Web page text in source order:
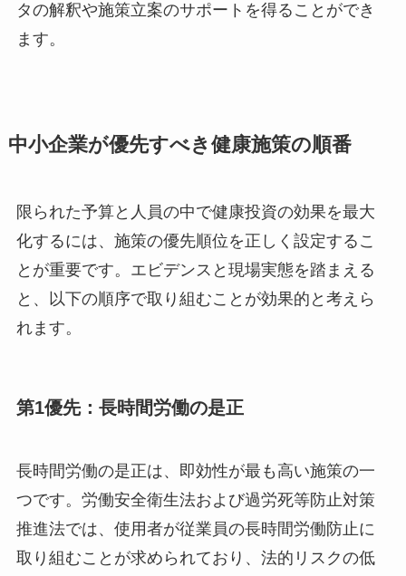
タの解釈や施策立案のサポートを得ることができ
ます。
中小企業が優先すべき健康施策の順番
限られた予算と人員の中で健康投資の効果を最大
化するには、施策の優先順位を正しく設定するこ
とが重要です。エビデンスと現場実態を踏まえる
と、以下の順序で取り組むことが効果的と考えら
れます。
第1優先：長時間労働の是正
長時間労働の是正は、即効性が最も高い施策の一
つです。労働安全衛生法および過労死等防止対策
推進法では、使用者が従業員の長時間労働防止に
取り組むことが求められており、法的リスクの低